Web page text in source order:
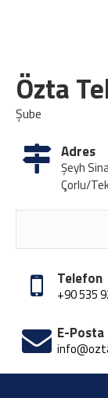
Özta
Şube
Adres
Şeyh
Çorlu/
Telefon
+90 535
E-Posta